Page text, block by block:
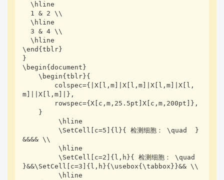
  \hline
  \hline
  3 & 4 \\
  \hline
\end{tblr}
}
\begin{document}
    \begin{tblr}{
m]||X[l,m]|},
         \hline
         \SetCell[c=5]{l}{ 检测细胞： \quad  }
&&&& \\
         \hline
         \SetCell[c=2]{l,h}{ 检测细胞： \quad
}&&\SetCell[c=3]{l,h}{\usebox{\tabbox}}&& \\
         \hline